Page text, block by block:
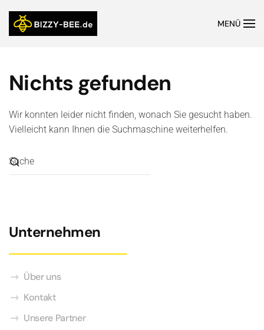
MENÜ
Nichts gefunden
Wir konnten leider nicht finden, wonach Sie gesucht haben.
Vielleicht kann Ihnen die Suchmaschine weiterhelfen.
Unternehmen
Über uns
Kontakt
Unsere Partner